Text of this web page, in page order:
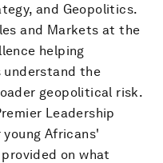
and Geopolitics.
and Markets at the
helping
understand the
geopolitical risk.
Leadership
Africans'
on what